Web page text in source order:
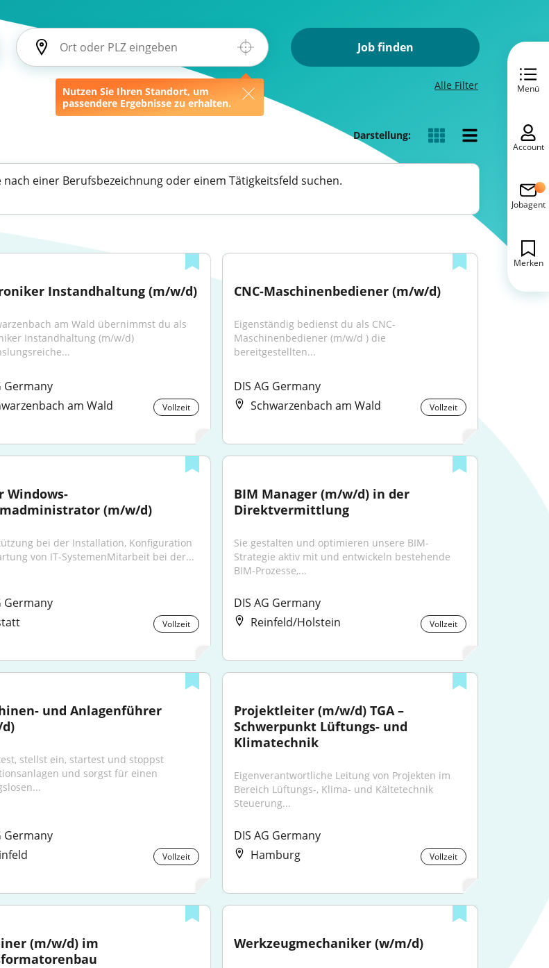
Nutzen Sie Ihren Standort, um
passendere Ergebnisse zu erhalten.
Job finden
Alle Filter
Darstellung:
einer Berufsbezeichnung oder einem Tätigkeitsfeld suchen.
Instandhaltung (m/w/d)
am Wald übernimmst du als
Instandhaltung (m/w/d)
Germany
am Wald
Vollzeit
CNC-Maschinenbediener (m/w/d)
Eigenständig bedienst du als CNC-
Maschinenbediener (m/w/d ) die
bereitgestellten...
DIS AG Germany
Schwarzenbach am Wald
Vollzeit
Windows-
(m/w/d)
bei der Installation, Konfiguration
von IT-SystemenMitarbeit bei der...
Germany
Vollzeit
BIM Manager (m/w/d) in der
Direktvermittlung
Sie gestalten und optimieren unsere BIM-
Strategie aktiv mit und entwickeln bestehende
BIM-Prozesse,...
DIS AG Germany
Reinfeld/Holstein
Vollzeit
und Anlagenführer
stellst ein, startest und stoppst
und sorgst für einen
Germany
Vollzeit
Projektleiter (m/w/d) TGA –
Schwerpunkt Lüftungs- und
Klimatechnik
Eigenverantwortliche Leitung von Projekten im
Bereich Lüftungs-, Klima- und Kältetechnik
Steuerung...
DIS AG Germany
Hamburg
Vollzeit
(m/w/d) im
Werkzeugmechaniker (w/m/d)
Menü
Account
Jobagent
Merken